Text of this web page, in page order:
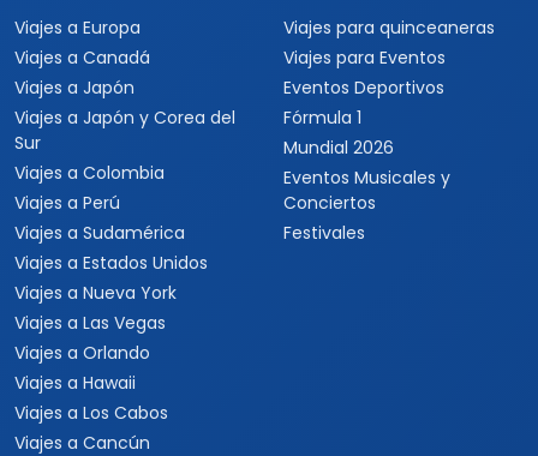
Viajes a Europa
Viajes a Canadá
Viajes a Japón
Viajes a Japón y Corea del
Sur
Viajes a Colombia
Viajes a Perú
Viajes a Sudamérica
Viajes a Estados Unidos
Viajes a Nueva York
Viajes a Las Vegas
Viajes a Orlando
Viajes a Hawaii
Viajes a Los Cabos
Viajes a Cancún
Viajes para quinceaneras
Viajes para Eventos
Eventos Deportivos
Fórmula 1
Mundial 2026
Eventos Musicales y
Conciertos
Festivales